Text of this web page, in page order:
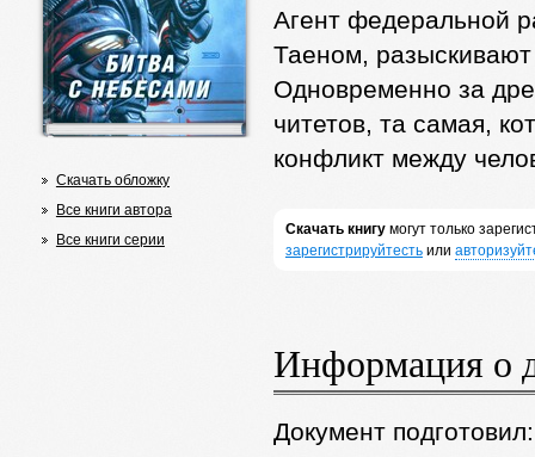
Скачать обложку
Все книги автора
Все книги серии
Агент федеральной
Таеном,
Одновременно за
читетов, та самая,
конфликт между
Скачать книгумогут только
зарегистрируйтестьили
Информация о
Документ